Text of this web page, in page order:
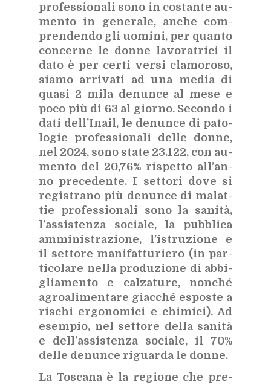
pro­fes­sio­na­li sono in co­stan­te au­
men­to in ge­ne­ra­le, an­che com­
pren­den­do gli uo­mi­ni, per quan­to
con­cer­ne le don­ne la­vo­ra­tri­ci il
dato è per cer­ti ver­si cla­mo­ro­so,
sia­mo ar­ri­va­ti ad una me­dia di
qua­si 2 mila de­nun­ce al mese e
poco più di 63 al gior­no. Se­con­do i
dati del­l’I­nail, le de­nun­ce di pa­to­
lo­gie pro­fes­sio­na­li del­le don­ne,
nel 2024, sono sta­te 23.122, con au­
men­to del 20,76% ri­spet­to al­l’an­
no pre­ce­den­te. I set­to­ri dove si
re­gi­stra­no più de­nun­ce di ma­lat­
tie pro­fes­sio­na­li sono la sa­ni­tà,
l’as­si­sten­za so­cia­le, la pub­bli­ca
am­mi­ni­stra­zio­ne, l’i­stru­zio­ne e
il set­to­re ma­ni­fat­tu­rie­ro (in par­
ti­co­la­re nel­la pro­du­zio­ne di ab­bi­
glia­men­to e cal­za­tu­re, non­ché
agroa­li­men­ta­re giac­ché espo­ste a
ri­schi er­go­no­mi­ci e chi­mi­ci). Ad
esem­pio, nel set­to­re del­la sa­ni­tà
e del­l’as­si­sten­za so­cia­le, il 70%
del­le de­nun­ce ri­guar­da le don­ne.
La To­sca­na è la re­gio­ne che pre­